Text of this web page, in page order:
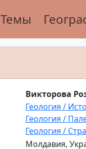
Темы
Викторова
Геология /
Геология /
Геология /
Молдавия,